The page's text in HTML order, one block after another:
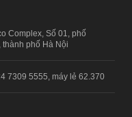
Complex, Số 01, phố
phố Hà Nội
7309 5555, máy lẻ 62.370